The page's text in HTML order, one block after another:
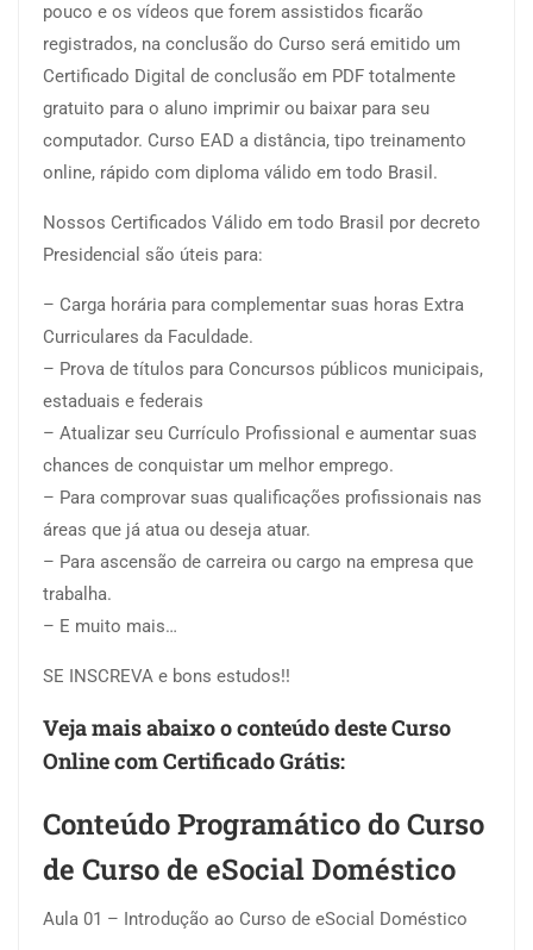
pouco e os vídeos que forem assistidos ficarão
registrados, na conclusão do Curso será emitido um
Certificado Digital de conclusão em PDF totalmente
gratuito para o aluno imprimir ou baixar para seu
computador. Curso EAD a distância, tipo treinamento
online, rápido com diploma válido em todo Brasil.
Nossos Certificados Válido em todo Brasil por decreto
Presidencial são úteis para:
– Carga horária para complementar suas horas Extra
Curriculares da Faculdade.
– Prova de títulos para Concursos públicos municipais,
estaduais e federais
– Atualizar seu Currículo Profissional e aumentar suas
chances de conquistar um melhor emprego.
– Para comprovar suas qualificações profissionais nas
áreas que já atua ou deseja atuar.
– Para ascensão de carreira ou cargo na empresa que
trabalha.
– E muito mais…
SE INSCREVA e bons estudos!!
Veja mais abaixo o conteúdo deste Curso
Online com Certificado Grátis:
Conteúdo Programático do Curso
de Curso de eSocial Doméstico
Aula 01 – Introdução ao Curso de eSocial Doméstico